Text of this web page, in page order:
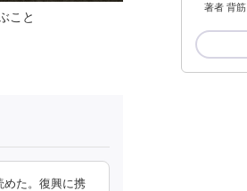
こと
めた。復興に携
著者 背筋